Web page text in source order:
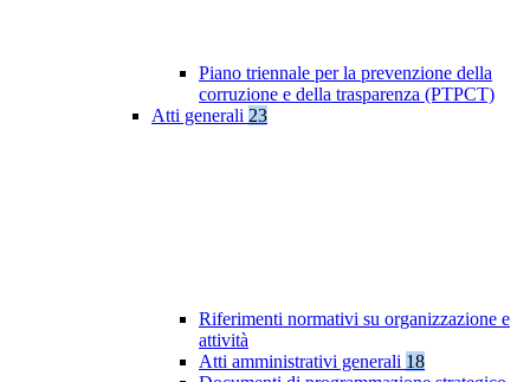
Piano triennale per la prevenzione della
corruzione e della trasparenza (PTPCT)
Atti generali 23
Riferimenti normativi su organizzazione e
attività
Atti amministrativi generali 18